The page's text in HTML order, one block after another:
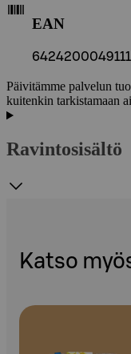
EAN
6424200049111
Päivitämme palvelun
kuitenkin tarkistamaan
Ravintosisältö
Katso